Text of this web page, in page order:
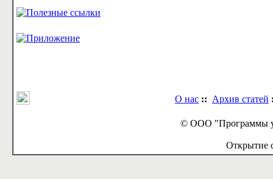
О нас :: Архив статей
© ООО "Программы
Открытие